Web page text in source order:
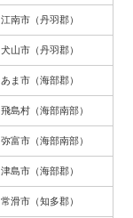
江南市（丹羽郡）
犬山市（丹羽郡）
あま市（海部郡）
飛島村（海部南部）
弥富市（海部南部）
津島市（海部郡）
常滑市（知多郡）